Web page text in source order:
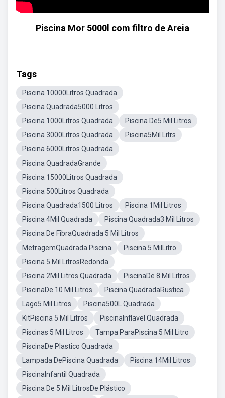
Piscina Mor 5000l com filtro de Areia
Tags
Piscina 10000Litros Quadrada
Piscina Quadrada5000 Litros
Piscina 1000Litros Quadrada
Piscina De5 Mil Litros
Piscina 3000Litros Quadrada
Piscina5Mil Litrs
Piscina 6000Litros Quadrada
Piscina QuadradaGrande
Piscina 15000Litros Quadrada
Piscina 500Litros Quadrada
Piscina Quadrada1500 Litros
Piscina 1Mil Litros
Piscina 4Mil Quadrada
Piscina Quadrada3 Mil Litros
Piscina De FibraQuadrada 5 Mil Litros
MetragemQuadrada Piscina
Piscina 5 MilLitro
Piscina 5 Mil LitrosRedonda
Piscina 2Mil Litros Quadrada
PiscinaDe 8 Mil Litros
PiscinaDe 10 Mil Litros
Piscina QuadradaRustica
Lago5 Mil Litros
Piscina500L Quadrada
KitPiscina 5 Mil Litros
PiscinaInflavel Quadrada
Piscinas 5 Mil Litros
Tampa ParaPiscina 5 Mil Litro
PiscinaDe Plastico Quadrada
Lampada DePiscina Quadrada
Piscina 14Mil Litros
PiscinaInfantil Quadrada
Piscina De 5 Mil LitrosDe Plástico